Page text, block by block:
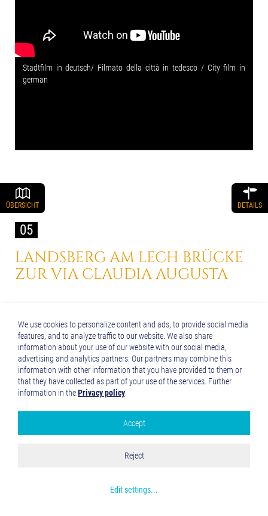
Stadtfilm in deutsch/ Filmato della città in tedesco / City film in
german
ÜBERSICHT DETAILS
LANDSBERG AM LECH BRÜCKE
ZURVIA CLAUDIA AUGUSTA
05
Google Analytics
We use cookies to personalize content and ads, to provide social media
features, and to analyze traffic to our website. We also share
information about your use of our website with our social media,
advertising and analytics partners. Our partners may combine this
information with other information that you have provided to them or
that they have collected as part of your use of the services. Further
information in thePrivacy policy
Edit settings...
Reject
Accept